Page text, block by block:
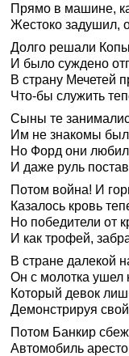
Прямо в машине,
Жестоко задушил,
Долго решали
И было суждено
В страну Мечетей
Что-бы служить
Сыны те
Им не знакомы
Но Форд они
И даже руль
Потом война! И
Казалось кровь
Но победители от
И как трофей,
В стране далекой
Он с молотка ушел
Который девок
Демонстрируя
Потом Банкир
Автомобиль